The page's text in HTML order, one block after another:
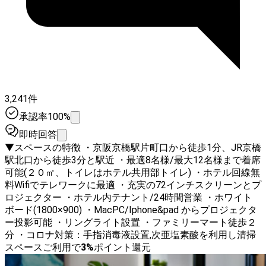
3,241件
承認率100%
即時回答
▼スペースの特徴 ・京阪京橋駅片町口から徒歩1分、JR京橋
駅北口から徒歩3分と駅近 ・最適8名様/最大12名様まで着席
可能(２０㎡、トイレはホテル共用部トイレ) ・ホテル回線無
料Wifiでテレワークに最適 ・充実の72インチスクリーンとプ
ロジェクター ・ホテル内テナント/24時間営業 ・ホワイト
ボード(1800×900) ・MacPC/Iphone&pad からプロジェクタ
ー投影可能 ・リングライト設置 ・ファミリーマート徒歩２
分 ・コロナ対策：手指消毒液設置,次亜塩素酸を利用し清掃
スペースご利用で3%ポイント還元